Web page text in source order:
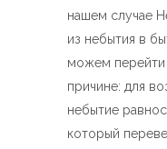
нашем случае
из небытия в
можем перейти
причине: для
небытие
который